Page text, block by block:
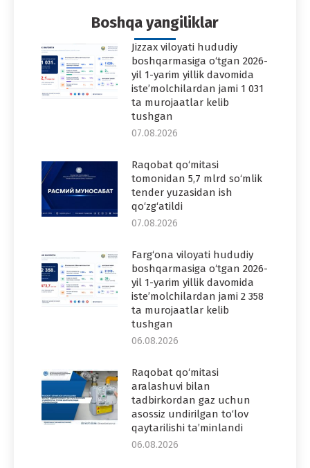
Boshqa yangiliklar
Jizzax viloyati hududiy
boshqarmasiga o‘tgan 2026-
yil 1-yarim yillik davomida
iste’molchilardan jami 1 031
ta murojaatlar kelib
tushgan
07.08.2026
Raqobat qo‘mitasi
tomonidan 5,7 mlrd so‘mlik
tender yuzasidan ish
qo‘zg‘atildi
07.08.2026
Farg‘ona viloyati hududiy
boshqarmasiga o‘tgan 2026-
yil 1-yarim yillik davomida
iste’molchilardan jami 2 358
ta murojaatlar kelib
tushgan
06.08.2026
Raqobat qo‘mitasi
aralashuvi bilan
tadbirkordan gaz uchun
asossiz undirilgan to‘lov
qaytarilishi ta’minlandi
06.08.2026